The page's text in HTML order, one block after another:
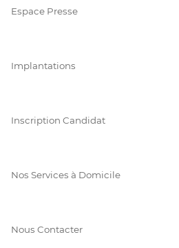
Espace Presse
Implantations
Inscription Candidat
Nos Services à Domicile
Nous Contacter